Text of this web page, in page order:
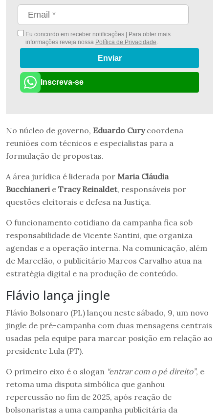
Eu concordo em receber notificações | Para obter mais
informações reveja nossa Política de Privacidade.
Enviar
Inscreva-se
No núcleo de governo, Eduardo Curycoordena
reuniões com técnicos e especialistas para a
formulação de propostas.
A área jurídica é liderada por Maria Cláudia
Bucchianeri e Tracy Reinaldet, responsáveis por
questões eleitorais e defesa na Justiça.
O funcionamento cotidiano da campanha fica sob
responsabilidade de Vicente Santini, que organiza
agendas e a operação interna. Na comunicação, além
de Marcelão, o publicitário Marcos Carvalho atua na
estratégia digital e na produção de conteúdo.
Flávio lança jingle
Flávio Bolsonaro (PL) lançou neste sábado, 9, um novo
jingle de pré-campanha com duas mensagens centrais
usadas pela equipe para marcar posição em relação ao
presidente Lula (PT).
O primeiro eixo é o slogan “entrar com o pé direito”, e
retoma uma disputa simbólica que ganhou
repercussão no fim de 2025, após reação de
bolsonaristas a uma campanha publicitária da